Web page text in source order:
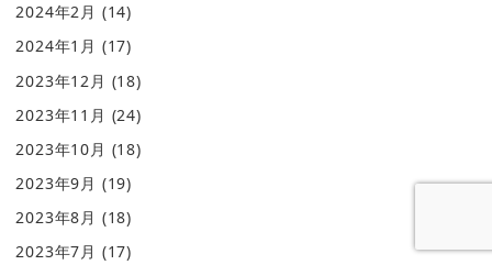
2024年2月 (14)
2024年1月 (17)
2023年12月 (18)
2023年11月 (24)
2023年10月 (18)
2023年9月 (19)
2023年8月 (18)
2023年7月 (17)